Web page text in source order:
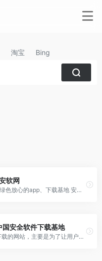
淘宝 Bing
软网
安软网、好玩的手机软件下载、绿色放心的app、下载基地 安软网手机软件下载中心,为您许多绿色安全的手机软件,包含了手机app排行榜、实用的软件以及教程、软件资讯等,下载手机软件就来安软网。
安全软件下载基地
52pk软件频道是一个提供软件下载的网站，主要是为了让用户可以方便地获取最新的官方软件。该网站每天都会更新大量软件，全力打造中国的安全软件下载基地。由于该网站下载的软件都是官方版本，因此用户可以放心地下载和使用。